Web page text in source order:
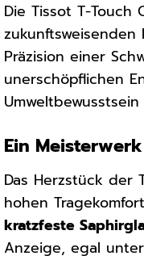
Die Tissot T-
Präzision einer
unerschöpflichen
Ein
Das Herzstück der
hohen
kratzfeste
Anzeige, egal